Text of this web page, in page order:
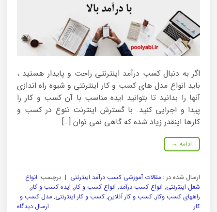
اگر به دنبال کسب درآمد اینترنتی راحت و پایدار هستید ،
باید انواع مدل های کسب و کار اینترنتی و شیوه راه اندازی
آنها را بدانید تا بتوانید ایده مناسب با آن کسب و کار را
پیدا و اجرایی کنید. با گسترش اینترنت تنوع در کسب و
کارها اینقدر زیاد شده که گاهی نمی توان […]
ادامه →
ارسال شده در : مقالات آموزشی کسب درآمد اینترنتی | برچسب: انواع
شغل اینترنتی, انواع کسب درآمد, انواع کسب و کار, ایده کسب و کار,
راههای کسب وکار, کسب و کار آنلاین, کسب و کار اینترنتی, مدل کسب و
کار
ارسال دیدگاه